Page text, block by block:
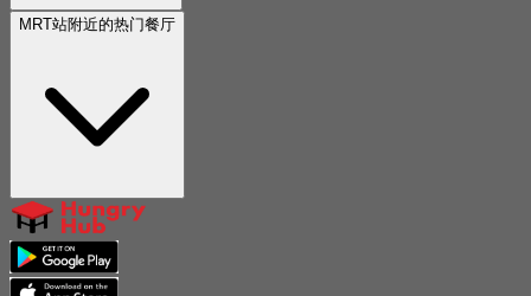
MRT站附近的热门餐厅